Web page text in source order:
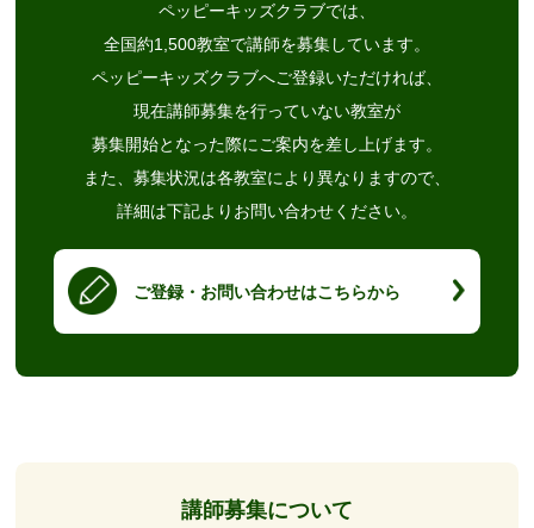
ペッピーキッズクラブでは、
全国約1,500教室で講師を募集しています。
ペッピーキッズクラブへご登録いただければ、
現在講師募集を行っていない教室が
募集開始となった際にご案内を差し上げます。
また、募集状況は各教室により異なりますので、
詳細は下記よりお問い合わせください。
ご登録・お問い合わせはこちらから
講師募集について